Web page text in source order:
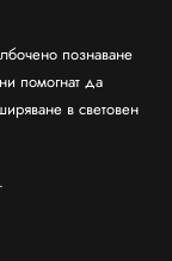
познаване
помогнат да
в световен